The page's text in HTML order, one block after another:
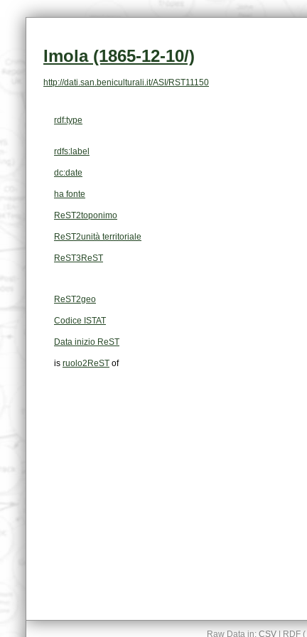
Imola (1865-12-10/)
http://dati.san.beniculturali.it/ASI/RST11150
rdf:type
rdfs:label
dc:date
ha fonte
ReST2toponimo
ReST2unità territoriale
ReST3ReST
ReST2geo
Codice ISTAT
Data inizio ReST
is ruolo2ReST of
Raw Data in: CSV| RDF (